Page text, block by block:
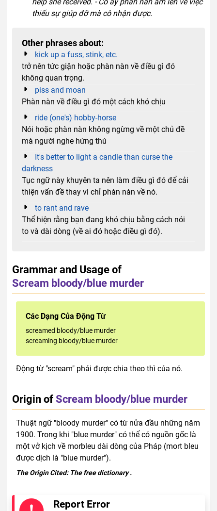
help she received. - Cô ấy phàn nàn ầm lên về việc
thiếu sự giúp đỡ mà cô nhận được.
Other phrases about:
kick up a fuss, stink, etc.
trở nên tức giận hoặc phàn nàn về điều gì đó
không quan trọng.
piss and moan
Phàn nàn về điều gì đó một cách khó chịu
ride (one's) hobby-horse
Nói hoặc phàn nàn không ngừng về một chủ đề
mà người nghe hứng thú
It's better to light a candle than curse the
darkness
Tục ngữ này khuyên ta nên làm điều gì đó để cải
thiện vấn đề thay vì chỉ phàn nàn về nó.
to rant and rave
Thể hiện rằng bạn đang khó chịu bằng cách nói
to và dài dòng (về ai đó hoặc điều gì đó).
Grammar and Usage of
Scream bloody/blue murder
Các Dạng Của Động Từ
screamed bloody/blue murder
screaming bloody/blue murder
Động từ "scream" phải được chia theo thì của nó.
Origin ofScream bloody/blue murder
Thuật ngữ "bloody murder" có từ nửa đầu những năm
1900. Trong khi "blue murder" có thể có nguồn gốc là
một vở kịch về morbleu dài dòng của Pháp (mort bleu
được dịch là "blue murder").
The Origin Cited: The free dictionary.
Report Error